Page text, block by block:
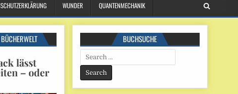
WUNDER QUANTENMECHANIK
lässt
– oder
BUCHSUCHE
Search
for: